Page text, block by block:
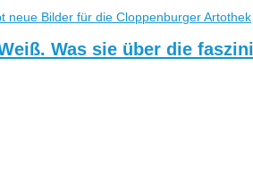
neue Bilder für die Cloppenburger Artothek
Was sie über die